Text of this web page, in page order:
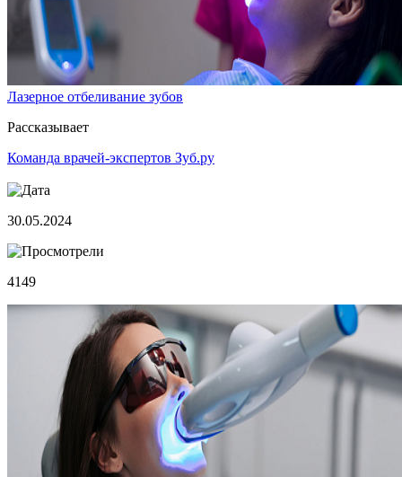
Лазерное отбеливание зубов
Рассказывает
Команда врачей-экспертов Зуб.ру
30.05.2024
4149